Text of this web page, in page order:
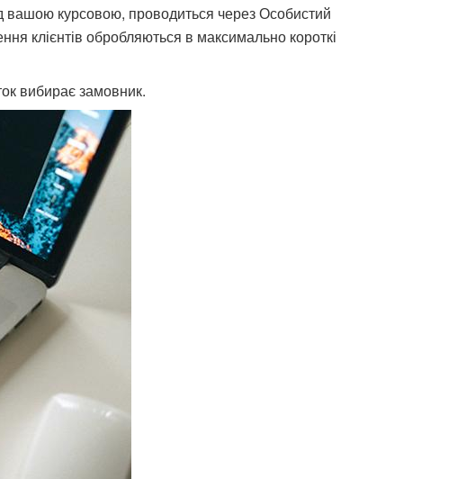
курсовою, проводиться через Особистий
клієнтів обробляються в максимально короткі
вибирає замовник.